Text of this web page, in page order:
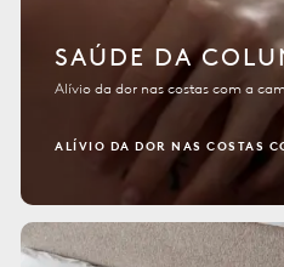
SAÚDE DA
Alívio da dor nas costas com a
ALÍVIO DA DOR NAS COSTAS